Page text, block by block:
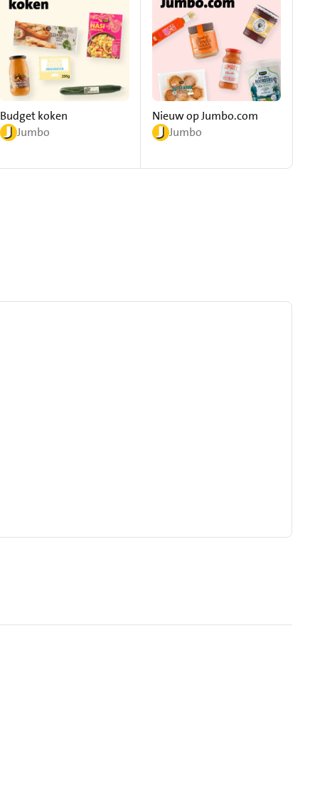
Budget koken
Jumbo
Nieuw op Jumbo.com
Jumbo